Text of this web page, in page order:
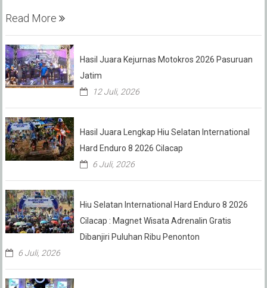
Read More
Hasil Juara Kejurnas Motokros 2026 Pasuruan
Jatim
12 Juli, 2026
Hasil Juara Lengkap Hiu Selatan International
Hard Enduro 8 2026 Cilacap
6 Juli, 2026
Hiu Selatan International Hard Enduro 8 2026
Cilacap : Magnet Wisata Adrenalin Gratis
Dibanjiri Puluhan Ribu Penonton
6 Juli, 2026